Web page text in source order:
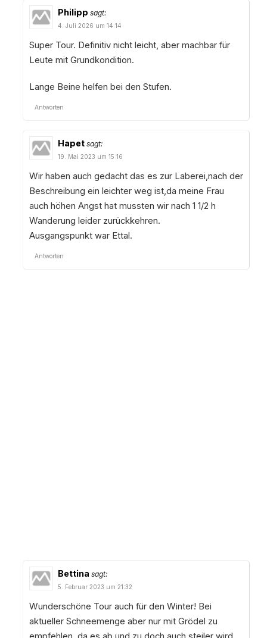
Philipp sagt:
4. Juli 2026 um 14:14
Super Tour. Definitiv nicht leicht, aber machbar für
Leute mit Grundkondition.
Lange Beine helfen bei den Stufen.
Antworten
Hapet sagt:
19. Mai 2023 um 15:16
Wir haben auch gedacht das es zur Laberei,nach der
Beschreibung ein leichter weg ist,da meine Frau
auch höhen Angst hat mussten wir nach 1 1/2 h
Wanderung leider zurückkehren.
Ausgangspunkt war Ettal.
Antworten
Bettina sagt:
5. Februar 2023 um 21:32
Wunderschöne Tour auch für den Winter! Bei
aktueller Schneemenge aber nur mit Grödel zu